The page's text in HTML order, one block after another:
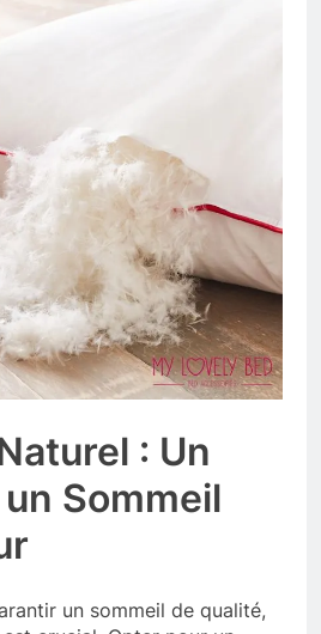
: Un
Sommeil
un sommeil de qualité,